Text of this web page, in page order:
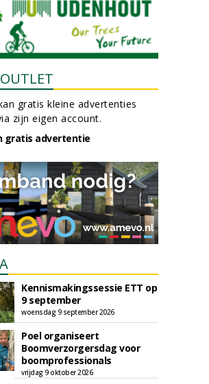
gratis kleine advertenties
zijn eigen account.
gratis advertentie
Kennismakingssessie ETT op
9 september
woensdag 9 september 2026
Poel organiseert
Boomverzorgersdag voor
boomprofessionals
vrijdag 9 oktober 2026